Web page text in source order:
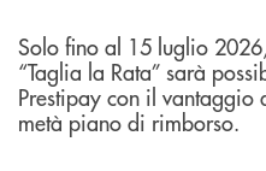
Solo fino al 15 luglio
“Taglia la Rata” sarà
Prestipay con il
metà piano di rimborso.